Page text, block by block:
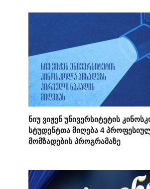
ნიუ ვიჟენ უნივერსიტეტის
სტუდენტთა მიღება 4
მომზადების პროგრამაზე